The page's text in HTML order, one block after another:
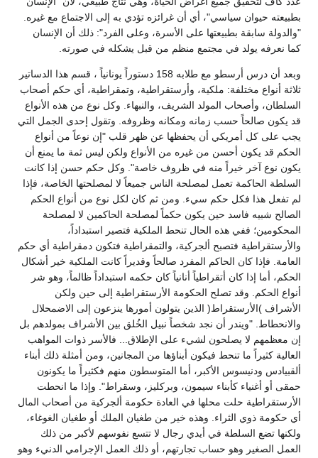
بطبيعته حيوان سياسي"، أي أن غرائزه تؤدي به إلى الاجتماع مع غيره.
"والدولة سابقة بطبيعتها على الأسرة، وعلى الفرد": ذلك أن الإنسان
كما نعرفه يولد في مجتمع منظم من قبل يشكله في صورته.
وبعد أن درس أرسطو مع طلابه 158 دستوراً يونانياً ، قسم هذا الدساتير
ثلاثة أنواع مختلفة: ملكية، وأرستقراطية، وتمقراطية، أي حكم أصحاب
السلطان، وأصحاب المولد الشريف، والنبهاء. وكل نوع من هذه الأنواع
قد يكون صالحاً حسب زمانه ومكانه وظروفه. وتقول إحدى الجمل التي
يجب على كل أمريكي أن يحفظها عن ظهر قلب "إن نوعاً من أنواع
الحكم قد يكون أحسن من غيره من الأنواع ولكن ليس ثمة ما يمنع أن
يكون نوع آخر خيراً منه في ظروف خاصة". وكل حكم حسن إذا كانت
السلطة الحاكمة تعمل لمصلحة الناس جميعاً لا لمصلحتها الخاصة، فإذا
لم تفعل هذا فكل حكم سيء. ومن ثم كان لكل نوع من أنواع الحكم
الصالح شبيه فاسد حين يكون حكماً لمصلحة الحاكمين لا لمصلحة
المحكومين؛ ففي هذه الحال تنحط الملكية فتصير استبداداً،
والأرستقراطية فتصبح ألجركية، والتمقراطية فتكون دمقراطية أي حكم
العامة. فإذا كان الحاكم المفرد صالحاً وقديراً كانت الملكية خير أشكال
الحكم، أما إذا كان أتقراطياً أنانياً كان حكمه استبداداً ظالماً، وهو شر
أنواع الحكم. وقد تصلح الحكومة الأرستقراطية إلى حين ولكن
الأشراف )الأرستقراط( الذين يتولون أمورها ينزعون إلى الاضمحلال
والانحطاط. "ويندر أن نجد شخصاً نبيل الخُلق بين الأشراف بمولدهم بل
إن معظمهم لا يصلحون لشيء على الإطلاق... فالأسر ذوات المواهب
العالية كثيراً ما تنحط فيكون أبناؤها من المجانين، ومن أمثلة ذلك أبناء
ألقبيادس ودنيسوس الأكبر، أما المتوسطون منهم فكثيراً ما يكونون
حمقى أو أغنياء كأبناء سيمون، وبركليز، وسقراط". وإذا ما انحطت
الأرستقراطية حلت محلها في العادة حكومة ألجركية من أصحاب المال
أي حكومة ذوي الثراء. وهذه خير من طغيان الملك أو طغيان الغوغاء،
ولكنها تضع السلطة في أيدي رجال لا تتسع نفوسهم لأكبر من ذلك
العمل الصغير وهو حساب تجارتهم، أو ذلك العمل الإجرامي الدنيء وهو